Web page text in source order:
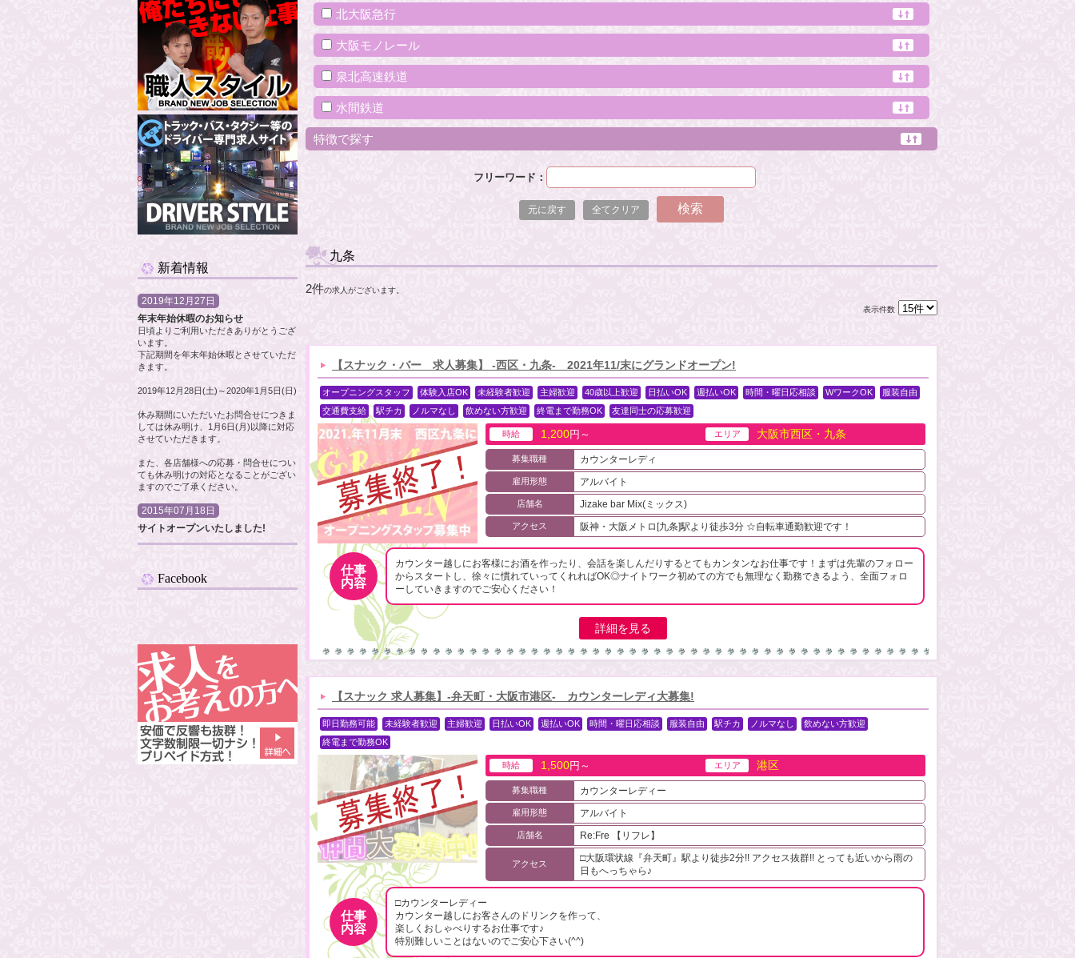
北大阪急行
大阪モノレール
泉北高速鉄道
水間鉄道
特徴で探す
フリーワード：
九条
2件の求人がございます。
表示件数
【スナック・バー 求人募集】 -西区・九条- 2021年11/末にグランドオープン!
オープニングスタッフ 体験入店OK 未経験者歓迎 主婦歓迎 40歳以上歓迎 日払いOK 週払いOK 時間・曜日応相談 WワークOK
服装自由
交通費支給
駅チカ ノルマなし 飲めない方歓迎 終電まで勤務OK 友達同士の応募歓迎
時給 1,200円～ エリア 大阪市西区・九条
募集職種 カウンターレディ
雇用形態 アルバイト
店舗名 Jizake bar Mix(ミックス)
アクセス 阪神・大阪メトロ[九条]駅より徒歩3分 ☆自転車通勤歓迎です！
仕事
内容
カウンター越しにお客様にお酒を作ったり、会話を楽しんだりするとてもカンタンなお仕事です！まずは先輩のフォロー
からスタートし、徐々に慣れていってくれればOK◎ナイトワーク初めての方でも無理なく勤務できるよう、全面フォロ
ーしていきますのでご安心ください！
詳細を見る
【スナック 求人募集】-弁天町・大阪市港区- カウンターレディ大募集!
即日勤務可能 未経験者歓迎 主婦歓迎 日払いOK 週払いOK 時間・曜日応相談 服装自由 駅チカ ノルマなし
飲めない方歓迎
終電まで勤務OK
時給 1,500円～ エリア 港区
募集職種 カウンターレディー
雇用形態 アルバイト
店舗名 Re:Fre 【リフレ】
アクセス
□大阪環状線『弁天町』駅より徒歩2分!! アクセス抜群!! とっても近いから雨の
日もへっちゃら♪
仕事
内容
□カウンターレディー
カウンター越しにお客さんのドリンクを作って、
楽しくおしゃべりするお仕事です♪
特別難しいことはないのでご安心下さい(^^)
新着情報
2019年12月27日
年末年始休暇のお知らせ
日頃よりご利用いただきありがとうござ
います。
下記期間を年末年始休暇とさせていただ
きます。
2019年12月28日(土)～2020年1月5日(日)
休み期間にいただいたお問合せにつきま
しては休み明け、1月6日(月)以降に対応
させていただきます。
また、各店舗様への応募・問合せについ
ても休み明けの対応となることがござい
ますのでご了承ください。
2015年07月18日
サイトオープンいたしました!
Facebook